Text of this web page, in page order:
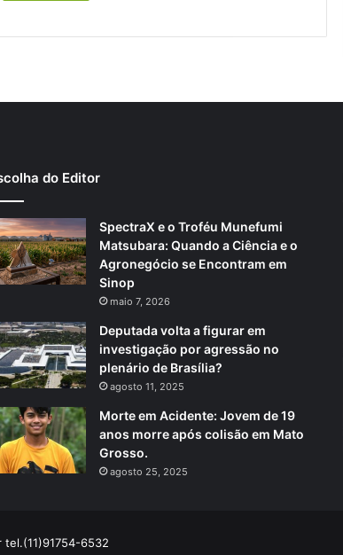
do Editor
SpectraX e o Troféu Munefumi
Matsubara: Quando a Ciência e o
Agronegócio se Encontram em
Sinop
maio 7, 2026
Deputada volta a figurar em
investigação por agressão no
plenário de Brasília?
agosto 11, 2025
Morte em Acidente: Jovem de 19
anos morre após colisão em Mato
Grosso.
agosto 25, 2025
tel.(11)91754-6532